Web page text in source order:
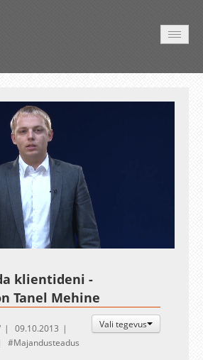
Esituskiirused
Auto
klientideni -
Tanel Mehine
Vali tegevus
09.10.2013
Majandusteadus